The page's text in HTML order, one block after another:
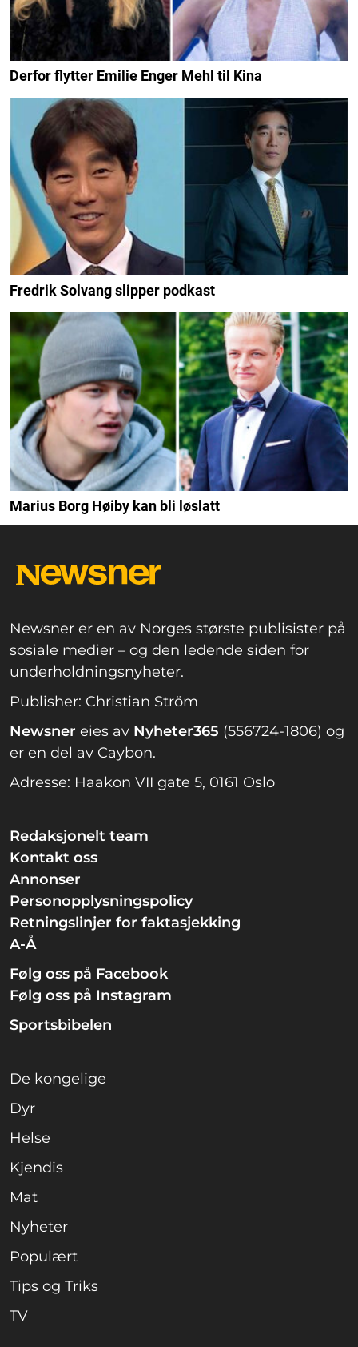
Derfor flytter Emilie Enger Mehl til Kina
Fredrik Solvang slipper podkast
Marius Borg Høiby kan bli løslatt
Newsner er en av Norges største publisister på
sosiale medier – og den ledende siden for
underholdningsnyheter.
Publisher: Christian Ström
Newsner eies av Nyheter365 (556724-1806) og
er en del av Caybon.
Adresse: Haakon VII gate 5, 0161 Oslo
Redaksjonelt team
Kontakt oss
Annonser
Personopplysningspolicy
Retningslinjer for faktasjekking
A-Å
Følg oss på Facebook
Følg oss på Instagram
Sportsbibelen
De kongelige
Dyr
Helse
Kjendis
Mat
Nyheter
Populært
Tips og Triks
TV